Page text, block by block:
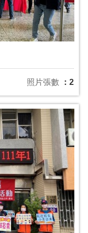
照片張數 ：2